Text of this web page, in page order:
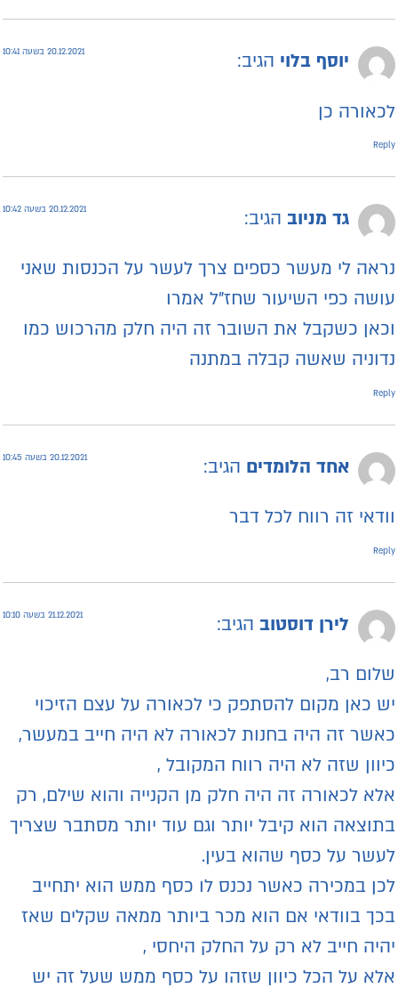
יוסף בלוי הגיב: 20.12.2021 בשעה 10:41
כן
גד מניוב הגיב: 20.12.2021 בשעה 10:42
לי מעשר כספים צרך לעשר על הכנסות שאני
כפי השיעור שחז"ל אמרו
כשקבל את השובר זה היה חלק מהרכוש כמו
שאשה קבלה במתנה
אחד הלומדים הגיב: 20.12.2021 בשעה 10:45
זה רווח לכל דבר
לירן דוסטוב הגיב: 21.12.2021 בשעה 10:10
רב,
כאן מקום להסתפק כי לכאורה על עצם הזיכוי
זה היה בחנות לכאורה לא היה חייב במעשר,
שזה לא היה רווח המקובל ,
לכאורה זה היה חלק מן הקנייה והוא שילם, רק
הוא קיבל יותר וגם עוד יותר מסתבר שצריך
על כסף שהוא בעין.
במכירה כאשר נכנס לו כסף ממש הוא יתחייב
בוודאי אם הוא מכר ביותר ממאה שקלים שאז
חייב לא רק על החלק היחסי ,
על הכל כיוון שזהו על כסף ממש שעל זה יש